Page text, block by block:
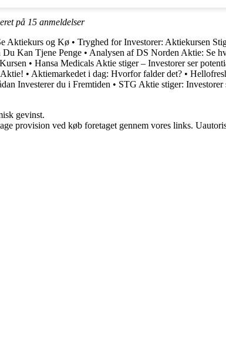
på 15 anmeldelser
Aktiekurs og Kø • Tryghed for Investorer: Aktiekursen
Kan Tjene Penge • Analysen af DS Norden Aktie: Se
• Hansa Medicals Aktie stiger – Investorer ser
• Aktiemarkedet i dag: Hvorfor falder det? •
Investerer du i Fremtiden • STG Aktie stiger: Investorer
gevinst.
provision ved køb foretaget gennem vores links.